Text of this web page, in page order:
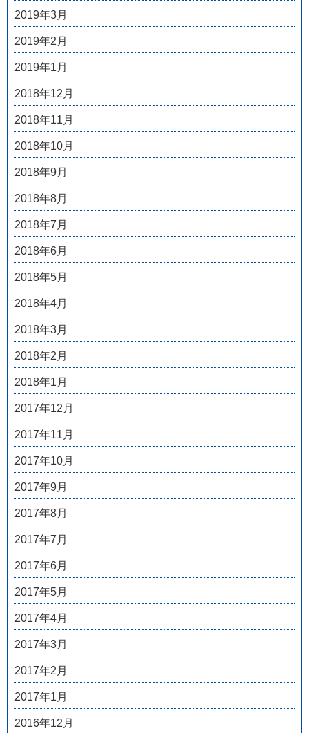
2019年3月
2019年2月
2019年1月
2018年12月
2018年11月
2018年10月
2018年9月
2018年8月
2018年7月
2018年6月
2018年5月
2018年4月
2018年3月
2018年2月
2018年1月
2017年12月
2017年11月
2017年10月
2017年9月
2017年8月
2017年7月
2017年6月
2017年5月
2017年4月
2017年3月
2017年2月
2017年1月
2016年12月